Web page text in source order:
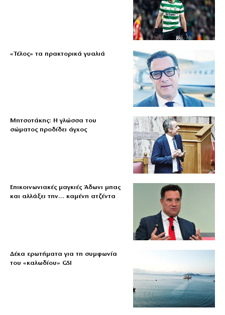
«Τέλος» τα πρακτορικά γυαλιά
Μητσοτάκης: Η γλώσσα του
σώματος προδίδει άγχος
Επικοινωνιακές μαγκιές Άδωνι μπας
και αλλάξει την… καμένη ατζέντα
Δέκα ερωτήματα για τη συμφωνία
του «καλωδίου» GSI